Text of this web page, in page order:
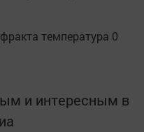
температура 0
и интересным в